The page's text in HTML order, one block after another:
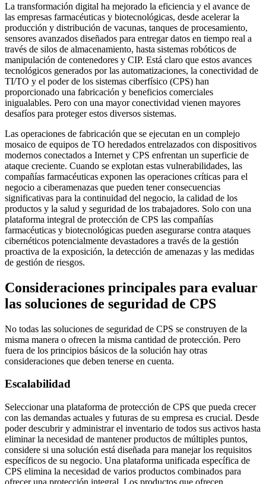
La transformación digital ha mejorado la eficiencia y el avance de
las empresas farmacéuticas y biotecnológicas, desde acelerar la
producción y distribución de vacunas, tanques de procesamiento,
sensores avanzados diseñados para entregar datos en tiempo real a
través de silos de almacenamiento, hasta sistemas robóticos de
manipulación de contenedores y CIP. Está claro que estos avances
tecnológicos generados por las automatizaciones, la conectividad de
TI/TO y el poder de los sistemas ciberfísico (CPS) han
proporcionado una fabricación y beneficios comerciales
inigualables. Pero con una mayor conectividad vienen mayores
desafíos para proteger estos diversos sistemas.
Las operaciones de fabricación que se ejecutan en un complejo
mosaico de equipos de TO heredados entrelazados con dispositivos
modernos conectados a Internet y CPS enfrentan un superficie de
ataque creciente. Cuando se explotan estas vulnerabilidades, las
compañías farmacéuticas exponen las operaciones críticas para el
negocio a ciberamenazas que pueden tener consecuencias
significativas para la continuidad del negocio, la calidad de los
productos y la salud y seguridad de los trabajadores. Solo con una
plataforma integral de protección de CPS las compañías
farmacéuticas y biotecnológicas pueden asegurarse contra ataques
cibernéticos potencialmente devastadores a través de la gestión
proactiva de la exposición, la detección de amenazas y las medidas
de gestión de riesgos.
Consideraciones principales para evaluar
las soluciones de seguridad de CPS
No todas las soluciones de seguridad de CPS se construyen de la
misma manera o ofrecen la misma cantidad de protección. Pero
fuera de los principios básicos de la solución hay otras
consideraciones que deben tenerse en cuenta.
Escalabilidad
Seleccionar una plataforma de protección de CPS que pueda crecer
con las demandas actuales y futuras de su empresa es crucial. Desde
poder descubrir y administrar el inventario de todos sus activos hasta
eliminar la necesidad de mantener productos de múltiples puntos,
considere si una solución está diseñada para manejar los requisitos
específicos de su negocio. Una plataforma unificada específica de
CPS elimina la necesidad de varios productos combinados para